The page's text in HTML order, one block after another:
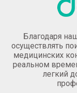
Благодаря
осуществлять
медицинских
реальном
легкий